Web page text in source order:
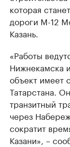
которая
дороги М-12
Казань.
«Работы
Нижнекамска
объект имеет
Татарстана.
транзитный
через
сократит
Казани», –